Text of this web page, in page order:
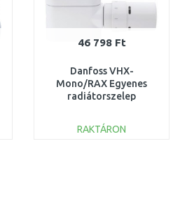
46 798 Ft
Danfoss VHX-
Mono/RAX Egyenes
radiátorszelep
fehér 013G4284
RAKTÁRON